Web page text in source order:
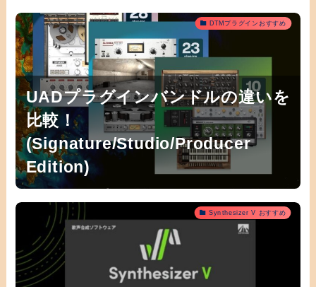
DTMプラグインおすすめ
UADプラグインバンドルの違いを
比較！
(Signature/Studio/Producer
Edition)
Synthesizer V おすすめ